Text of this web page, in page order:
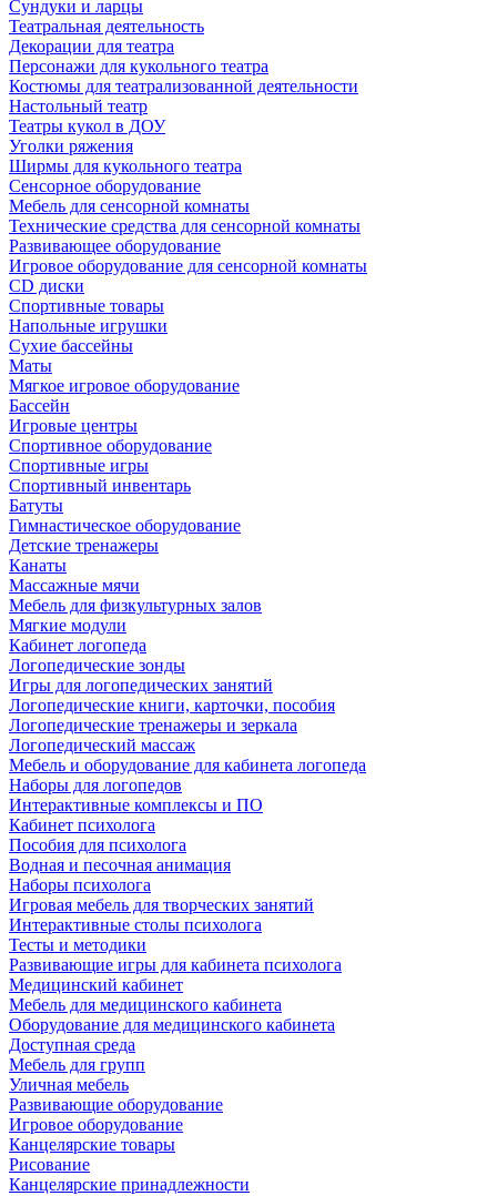
Сундуки и ларцы
Театральная деятельность
Декорации для театра
Персонажи для кукольного театра
Костюмы для театрализованной деятельности
Настольный театр
Театры кукол в ДОУ
Уголки ряжения
Ширмы для кукольного театра
Сенсорное оборудование
Мебель для сенсорной комнаты
Технические средства для сенсорной комнаты
Развивающее оборудование
Игровое оборудование для сенсорной комнаты
CD диски
Спортивные товары
Напольные игрушки
Сухие бассейны
Маты
Мягкое игровое оборудование
Бассейн
Игровые центры
Спортивное оборудование
Спортивные игры
Спортивный инвентарь
Батуты
Гимнастическое оборудование
Детские тренажеры
Канаты
Массажные мячи
Мебель для физкультурных залов
Мягкие модули
Кабинет логопеда
Логопедические зонды
Игры для логопедических занятий
Логопедические книги, карточки, пособия
Логопедические тренажеры и зеркала
Логопедический массаж
Мебель и оборудование для кабинета логопеда
Наборы для логопедов
Интерактивные комплексы и ПО
Кабинет психолога
Пособия для психолога
Водная и песочная анимация
Наборы психолога
Игровая мебель для творческих занятий
Интерактивные столы психолога
Тесты и методики
Развивающие игры для кабинета психолога
Медицинский кабинет
Мебель для медицинского кабинета
Оборудование для медицинского кабинета
Доступная среда
Мебель для групп
Уличная мебель
Развивающие оборудование
Игровое оборудование
Канцелярские товары
Рисование
Канцелярские принадлежности